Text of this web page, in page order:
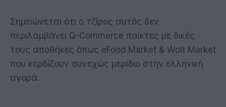
Σημειώνεται ότι ο τζίρος αυτός δεν
περιλαμβάνει Q-Commerce παίκτες με δικές
τους αποθήκες όπως eFood Market & Wolt Market
που κερδίζουν συνεχώς μερίδιο στην ελληνική
αγορά.